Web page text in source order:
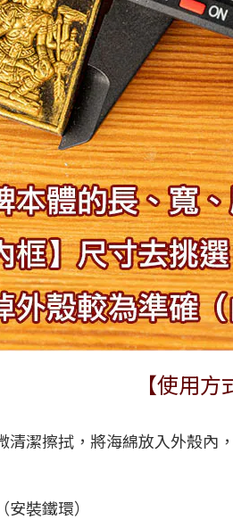
【使用方
潔擦拭，將海綿放入外殼
裝鐵環）